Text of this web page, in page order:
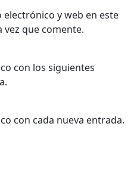
y web en este
que comente.
con los siguientes
con cada nueva entrada.